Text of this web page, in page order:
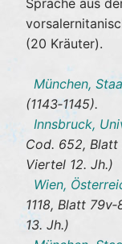
(20 Kräuter).
München,
(1143‐1145).
Innsbruck,
Cod. 652, Blatt
Viertel 12. Jh.)
Wien,
1118, Blatt
13. Jh.)